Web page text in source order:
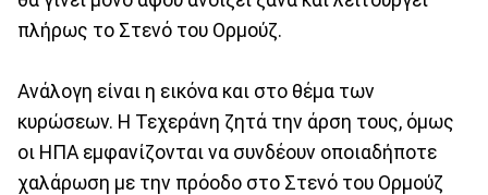
πλήρως το Στενό του Ορμούζ.
Ανάλογη είναι η εικόνα και στο θέμα των
κυρώσεων. Η Τεχεράνη ζητά την άρση τους, όμως
οι ΗΠΑ εμφανίζονται να συνδέουν οποιαδήποτε
χαλάρωση με την πρόοδο στο Στενό του Ορμούζ